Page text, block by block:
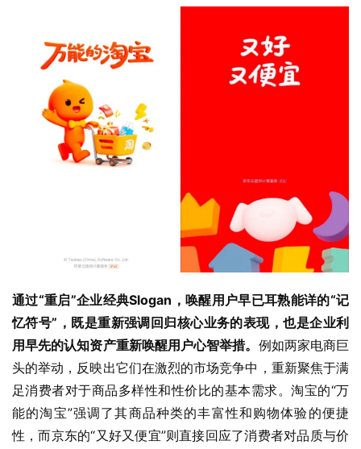
通过“重启”企业经典Slogan，唤醒用户早已耳熟能详的“记
忆符号”，既是重新强调回归核心业务的表现，也是企业利
用早先的认知资产重新唤醒用户心智举措。 例如两家电商巨
头的举动，反映出它们在激烈的市场竞争中，重新聚焦于满
足消费者对于商品多样性和性价比的基本需求。淘宝的“万
能的淘宝”强调了其商品种类的丰富性和购物体验的便捷
性，而京东的“又好又便宜”则直接回应了消费者对品质与价